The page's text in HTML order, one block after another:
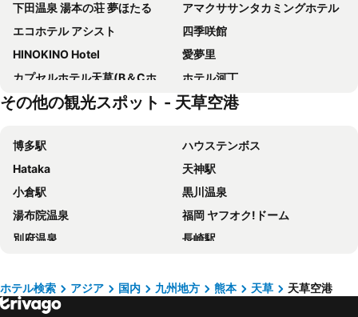
下田温泉 湯本の荘 夢ほたる
アマクササンタカミングホテル
エコホテル アシスト
四季咲館
HINOKINO Hotel
愛夢里
カプセルホテル天草(B＆Cホテル)
ホテル河丁
SHIMAGO SURFRIDER - Vacation STAY 85442v
あまくさ温泉ホテル四季咲館
Nichinichisha
Kagetsu (hondo)
プラザホテルアネックス
その他の観光スポット - 天草空港
博多駅
ハウステンボス
Hataka
天神駅
小倉駅
黒川温泉
湯布院温泉
福岡 ヤフオク!ドーム
別府温泉
長崎駅
熊本駅
福岡空港
大分駅
ホテル検索 アジア 国内 九州地方 熊本 天草 天草空港